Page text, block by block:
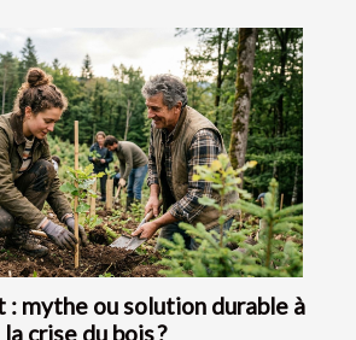
: mythe ou solution durable à
la crise du bois ?